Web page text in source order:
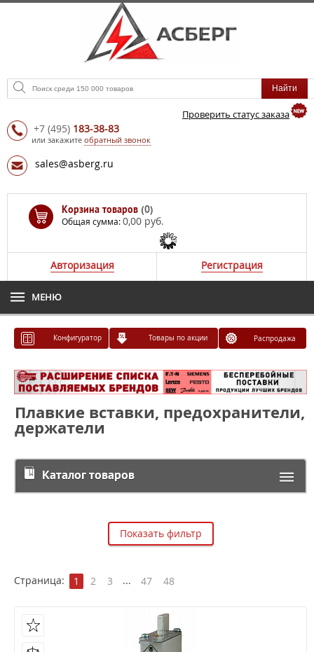
Проверить статус заказа
+7 (495) 183-38-83
или закажите обратный звонок
sales@asberg.ru
Корзина товаров (0)
Общая сумма:0,00 руб.
Авторизация Регистрация
МЕНЮ
Конфигуратор Товары по акции Распродажа
Плавкие вставки, предохранители,
держатели
Каталог товаров
Показать фильтр
Страница: 1 2 3 ... 47 48